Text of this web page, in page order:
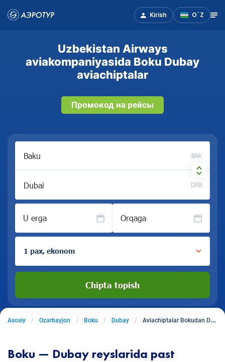
Kirish O`Z
Uzbekistan Airways
aviakompaniyasida Boku Dubay
aviachiptalar
Промокод на рейсы
BAK
DXB
U erga Orqaga
1 pax, ekonom
Chipta topish
Asosiy Ozarbayjon Boku Dubay Aviachiptalar Bokudan Dubayga
Boku — Dubay reyslarida past